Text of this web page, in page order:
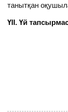
танытқан
ҮІІ. Үй